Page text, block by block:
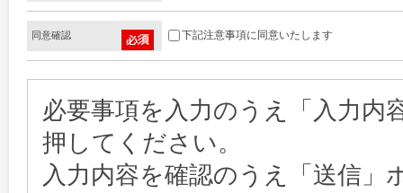
同意確認 下記注意事項に同意いたします
必要事項を入力のうえ「入力内
押してください。
入力内容を確認のうえ「送信」